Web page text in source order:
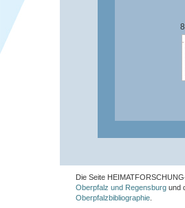
Die Seite
Oberpfalz und Regensburg und
Oberpfalzbibliographie